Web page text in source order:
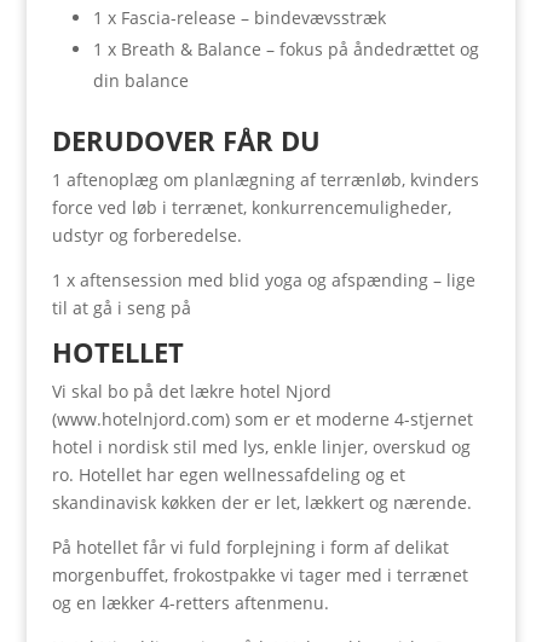
1 x Fascia-release – bindevævsstræk
1 x Breath & Balance – fokus på åndedrættet og
din balance
DERUDOVER FÅR DU
1 aftenoplæg om planlægning af terrænløb, kvinders
force ved løb i terrænet, konkurrencemuligheder,
udstyr og forberedelse.
1 x aftensession med blid yoga og afspænding – lige
til at gå i seng på
HOTELLET
Vi skal bo på det lækre hotel Njord
(www.hotelnjord.com) som er et moderne 4-stjernet
hotel i nordisk stil med lys, enkle linjer, overskud og
ro. Hotellet har egen wellnessafdeling og et
skandinavisk køkken der er let, lækkert og nærende.
På hotellet får vi fuld forplejning i form af delikat
morgenbuffet, frokostpakke vi tager med i terrænet
og en lækker 4-retters aftenmenu.